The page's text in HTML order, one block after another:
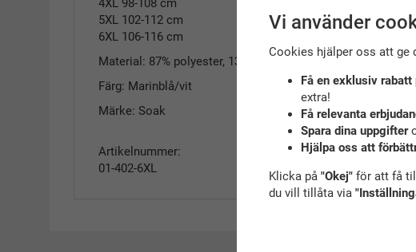
4XL 98-108 cm
5XL 102-112 cm
6XL 106-116 cm
Material: 87% polyester, 13 % elastan
Färg: Marinblå/vit
Märke: Soak
Artikelnummer:
01-402-6XL
Vi använder
Cookies hjälper oss att ge
Få en exklusiv
extra!
Få relevanta
Spara dina uppgifter
Hjälpa oss att
Klicka på "Okej"för att få
du vill tillåta via